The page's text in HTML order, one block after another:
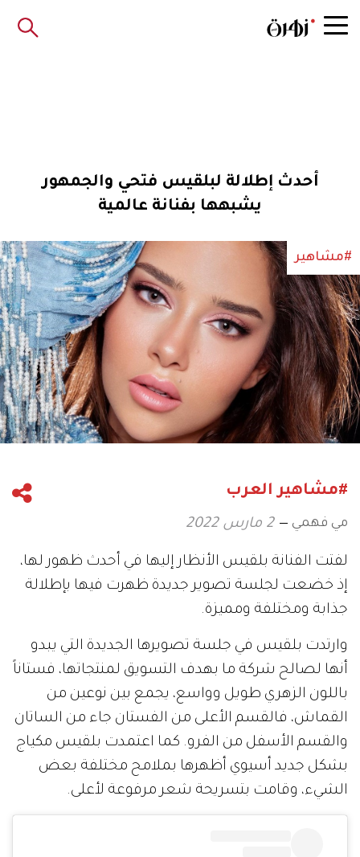
أحدث إطلالة لبلقيس فتحي والجمهور
يشبهها بفنانة عالمية
#مشاهير
#مشاهير العرب
مي فهمي 2 مارس 2022
لفتت الفنانة بلقيس الأنظار إليها في أحدث ظهور لها،
إذ خضعت لجلسة تصوير جديدة ظهرت فيها بإطلالة
جذابة ومختلفة ومميزة.
وارتدت بلقيس في جلسة تصويرها الجديدة التي يبدو
أنها لصالح شركة ما بهدف التسويق لمنتجاتها، فستاناً
باللون الزهري طويل وواسع، يجمع بين نوعين من
القماش، فالقسم الأعلى من الفستان جاء من الساتان
والقسم الأسفل من الفرو. كما اعتمدت بلقيس مكياج
بشكل جديد أسيوي أظهرها بملامح مختلفة بعض
الشيء، وقامت بتسريحة شعر مرفوعة لأعلى.